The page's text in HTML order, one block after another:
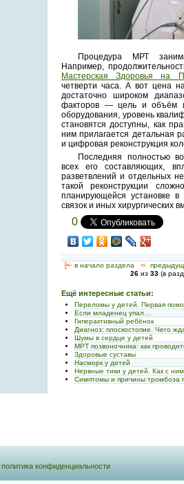
Процедура МРТ
Например,
Мастерская Здоровья на
четверти часа. А вот цена
достаточно широком
факторов — цель и объём
оборудования, уровень
становятся доступны, как
ним прилагается детальная
и цифровая реконструкция
Последняя полностью
всех его составляющих,
разветвлений и отдельных
такой реконструкции
планирующейся установке в
связок и иных хирургических
0
[<— в начало раздела <-
26 из 33 (в
Ещё интересные статьи:
Переломы у детей. Первая
Если младенец упал…
Гиперактивный ребёнок
Диагноз: плоскостопие. Чего
Шумы в сердце у детей
МРТ позвоночника: как
Здоровые суставы
Насморк у детей
Нервные тики у детей. Как с
Симптомы и причины тромбоза
политика конфиденциальности